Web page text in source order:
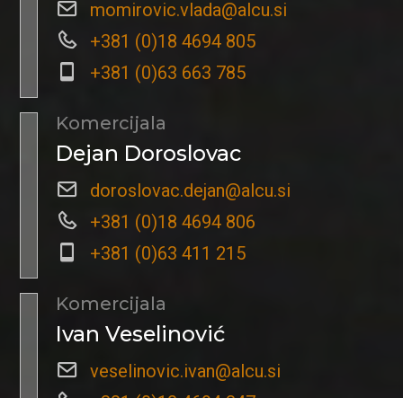
momirovic.vlada@alcu.si
+381 (0)18 4694 805
+381 (0)63 663 785
Komercijala
Dejan Doroslovac
doroslovac.dejan@alcu.si
+381 (0)18 4694 806
+381 (0)63 411 215
Komercijala
Ivan Veselinović
veselinovic.ivan@alcu.si